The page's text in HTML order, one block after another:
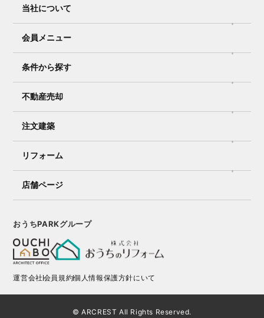
当社について
会員メニュー
条件から探す
不動産売却
注文建築
リフォーム
店舗ページ
おうちPARKグループ
運営会社会員規約個人情報保護方針にいて
© ARCREST All Rights Reserved.